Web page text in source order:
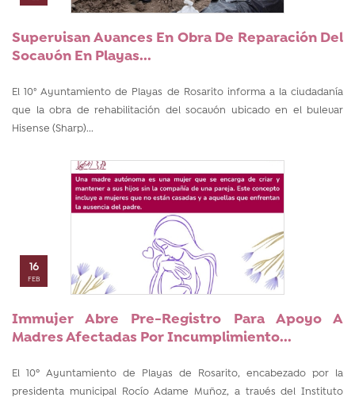
Supervisan Avances En Obra De Reparación Del
Socavón En Playas...
El 10° Ayuntamiento de Playas de Rosarito informa a la ciudadanía
que la obra de rehabilitación del socavón ubicado en el bulevar
Hisense (Sharp)...
16
FEB
Immujer Abre Pre-Registro Para Apoyo A
Madres Afectadas Por Incumplimiento...
El 10º Ayuntamiento de Playas de Rosarito, encabezado por la
presidenta municipal Rocío Adame Muñoz, a través del Instituto